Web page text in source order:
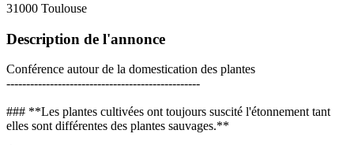
31000 Toulouse
Description de l'annonce
Conférence autour de la domestication des plantes
-------------------------------------------------
### **Les plantes cultivées ont toujours suscité l'étonnement tant
elles sont différentes des plantes sauvages.**